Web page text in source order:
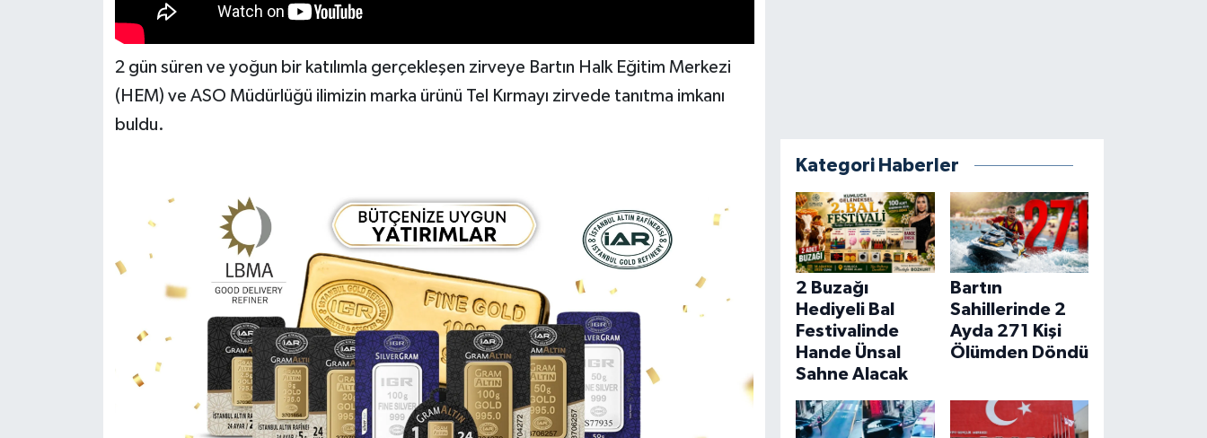
2 gün süren ve yoğun bir katılımla gerçekleşen zirveye Bartın Halk Eğitim Merkezi
(HEM) ve ASO Müdürlüğü ilimizin marka ürünü Tel Kırmayı zirvede tanıtma imkanı
buldu.
Kategori Haberler
2 Buzağı
Hediyeli Bal
Festivalinde
Hande Ünsal
Sahne Alacak
Bartın
Sahillerinde 2
Ayda 271 Kişi
Ölümden Döndü